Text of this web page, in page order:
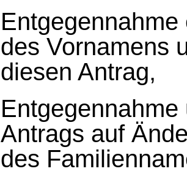
des Vornamens
diesen Antrag,
Antrags auf
des